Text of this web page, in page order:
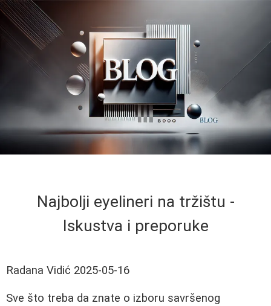
Najbolji eyelineri na tržištu -
Iskustva i preporuke
Radana Vidić 2025-05-16
Sve što treba da znate o izboru savršenog